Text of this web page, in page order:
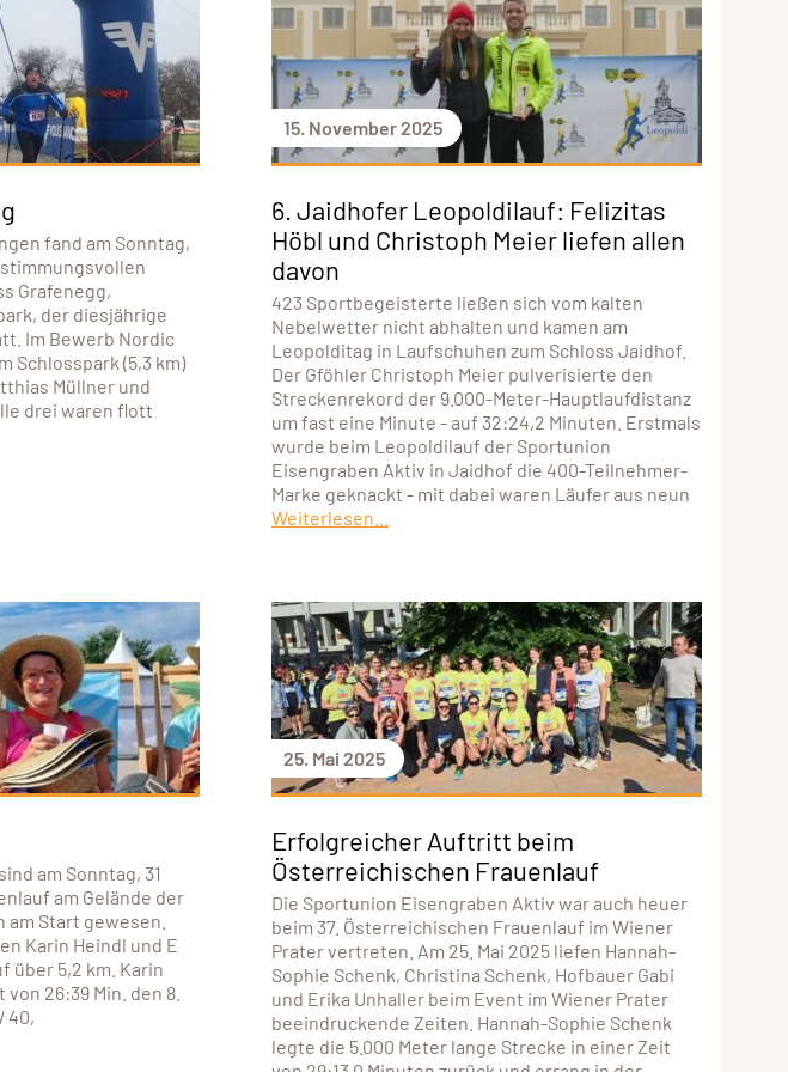
fand am Sonntag,
stimmungsvollen
Grafenegg,
der diesjährige
Im Bewerb Nordic
Schlosspark (5,3 km)
Müllner und
drei waren flott
15. November 2025
6. Jaidhofer Leopoldilauf: Felizitas
Höbl und Christoph Meier liefen allen
davon
423 Sportbegeisterte ließen sich vom kalten
Nebelwetter nicht abhalten und kamen am
Leopolditag in Laufschuhen zum Schloss Jaidhof.
Der Gföhler Christoph Meier pulverisierte den
Streckenrekord der 9.000-Meter-Hauptlaufdistanz
um fast eine Minute - auf 32:24,2 Minuten. Erstmals
wurde beim Leopoldilauf der Sportunion
Eisengraben Aktiv in Jaidhof die 400-Teilnehmer-
Marke geknackt - mit dabei waren Läufer aus neun
Weiterlesen...
am Sonntag, 31
am Gelände der
Start gewesen.
Karin Heindl und E
über 5,2 km. Karin
26:39 Min. den 8.
40,
25. Mai 2025
Erfolgreicher Auftritt beim
Österreichischen Frauenlauf
Die Sportunion Eisengraben Aktiv war auch heuer
beim 37. Österreichischen Frauenlauf im Wiener
Prater vertreten. Am 25. Mai 2025 liefen Hannah-
Sophie Schenk, Christina Schenk, Hofbauer Gabi
und Erika Unhaller beim Event im Wiener Prater
beeindruckende Zeiten. Hannah-Sophie Schenk
legte die 5.000 Meter lange Strecke in einer Zeit